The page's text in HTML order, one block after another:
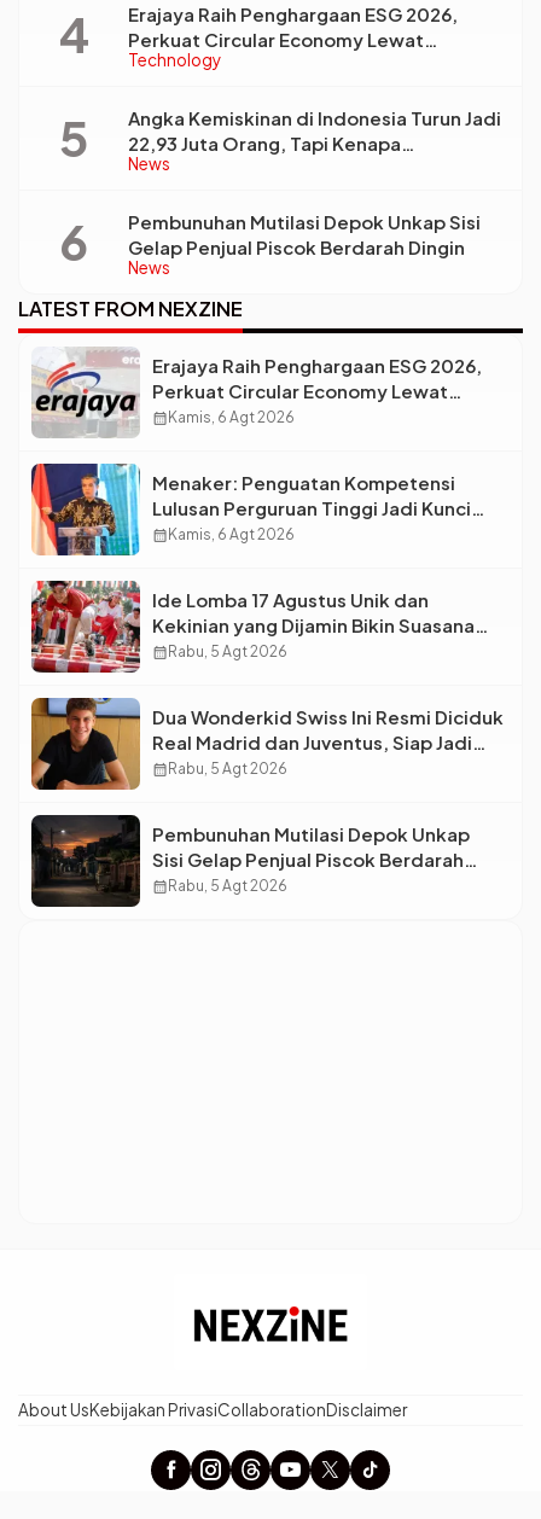
Technology
Erajaya Raih Penghargaan ESG 2026,
Perkuat Circular Economy Lewat
Pengelolaan Limbah Berkelanjutan
News
Angka Kemiskinan di Indonesia Turun Jadi
22,93 Juta Orang, Tapi Kenapa
Ketimpangan Desa dan Kota Malah Makin
News
Pembunuhan Mutilasi Depok Unkap Sisi
Gelap Penjual Piscok Berdarah Dingin
LATEST FROM NEXZINE
Erajaya Raih Penghargaan ESG 2026,
Perkuat Circular Economy Lewat
Pengelolaan Limbah Berkelanjutan
calendar_monthKamis, 6 Agt 2026
Menaker: Penguatan Kompetensi
Lulusan Perguruan Tinggi Jadi Kunci
Menjawab Kebutuhan Dunia Kerja
calendar_monthKamis, 6 Agt 2026
Ide Lomba 17 Agustus Unik dan
Kekinian yang Dijamin Bikin Suasana
Makin Pecah
calendar_monthRabu, 5 Agt 2026
Dua Wonderkid Swiss Ini Resmi Diciduk
Real Madrid dan Juventus, Siap Jadi
Bintang Baru Eropa
calendar_monthRabu, 5 Agt 2026
Pembunuhan Mutilasi Depok Unkap
Sisi Gelap Penjual Piscok Berdarah
Dingin
calendar_monthRabu, 5 Agt 2026
About UsKebijakan PrivasiCollaborationDisclaimer